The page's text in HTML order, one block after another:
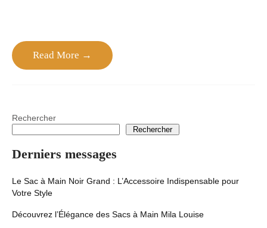
Read More →
Rechercher
Rechercher
Derniers messages
Le Sac à Main Noir Grand : L’Accessoire Indispensable pour
Votre Style
Découvrez l’Élégance des Sacs à Main Mila Louise